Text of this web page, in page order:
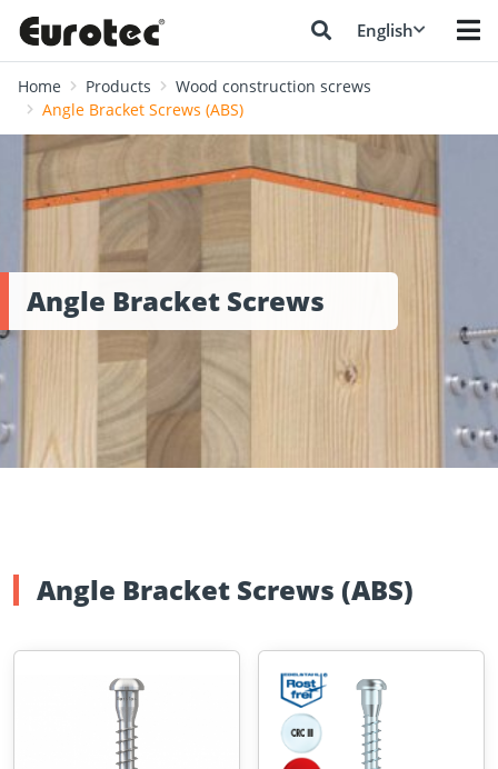
English
Home Products
Wood construction screws
Angle Bracket Screws (ABS)
Angle Bracket Screws
Angle Bracket Screws (ABS)